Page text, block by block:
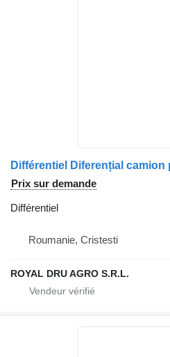
Prix sur demande
Différentiel
Roumanie, Cristesti
ROYAL DRU AGRO S.R.L.